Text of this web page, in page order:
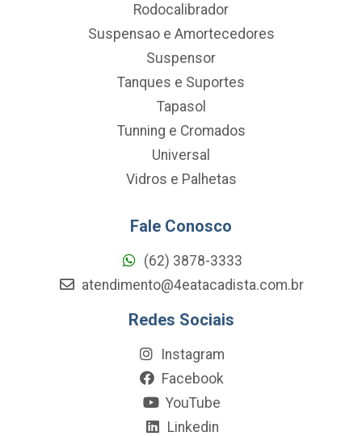
Rodocalibrador
Suspensao e Amortecedores
Suspensor
Tanques e Suportes
Tapasol
Tunning e Cromados
Universal
Vidros e Palhetas
Fale Conosco
(62) 3878-3333
atendimento@4eatacadista.com.br
Redes Sociais
Instagram
Facebook
YouTube
Linkedin